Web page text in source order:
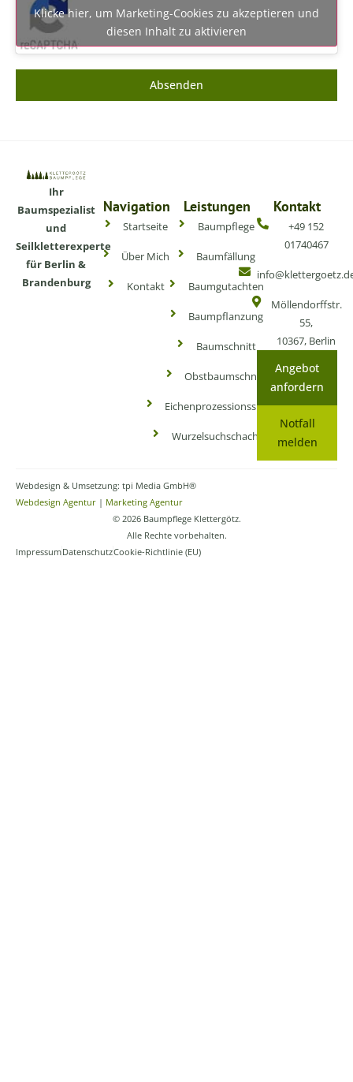
Klicke hier, um Marketing-Cookies zu akzeptieren und
diesen Inhalt zu aktivieren
Absenden
Ihr
Baumspezialist
und
Seilkletterexperte
für Berlin &
Brandenburg
Navigation
Startseite
Über Mich
Kontakt
Leistungen
Baumpflege
Baumfällung
Baumgutachten
Baumpflanzung
Baumschnitt
Obstbaumschnitt
Eichenprozessionsspinner
Wurzelsuchschachtung
Kontakt
+49 152
01740467
Möllendorffstr.
55,
10367, Berlin
Angebot
anfordern
Notfall
melden
Webdesign & Umsetzung: tpi Media GmbH®
Webdesign Agentur | Marketing Agentur
© 2026 Baumpflege Klettergötz.
Alle Rechte vorbehalten.
ImpressumDatenschutzCookie-Richtlinie (EU)